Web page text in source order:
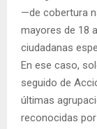
—de cobertura
mayores de 18
ciudadanas
En ese caso,
seguido de
últimas
reconocidas